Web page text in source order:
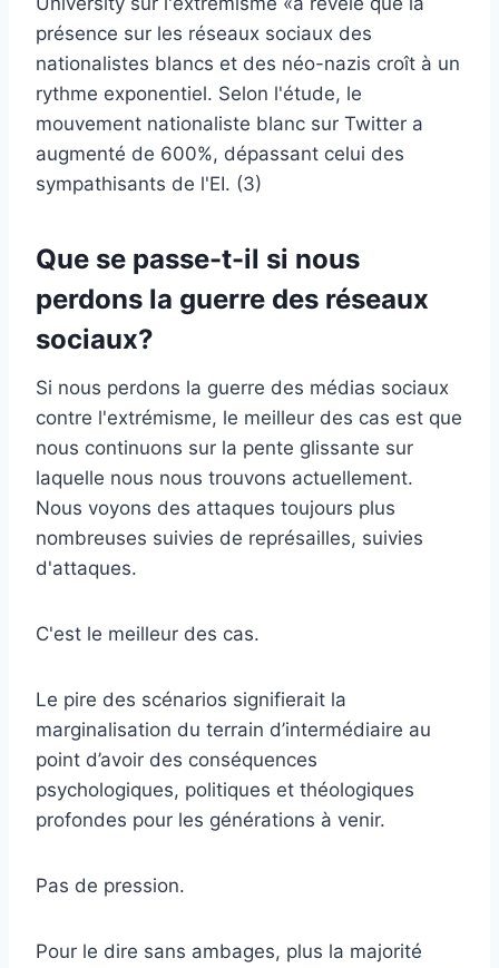
présence sur les réseaux sociaux des
nationalistes blancs et des néo-nazis croît à un
rythme exponentiel. Selon l'étude, le
mouvement nationaliste blanc sur Twitter a
augmenté de 600%, dépassant celui des
sympathisants de l'EI. (3)
Que se passe-t-il si nous
perdons la guerre des réseaux
sociaux?
Si nous perdons la guerre des médias sociaux
contre l'extrémisme, le meilleur des cas est que
nous continuons sur la pente glissante sur
laquelle nous nous trouvons actuellement.
Nous voyons des attaques toujours plus
nombreuses suivies de représailles, suivies
d'attaques.
C'est le meilleur des cas.
Le pire des scénarios signifierait la
marginalisation du terrain d’intermédiaire au
point d’avoir des conséquences
psychologiques, politiques et théologiques
profondes pour les générations à venir.
Pas de pression.
Pour le dire sans ambages, plus la majorité